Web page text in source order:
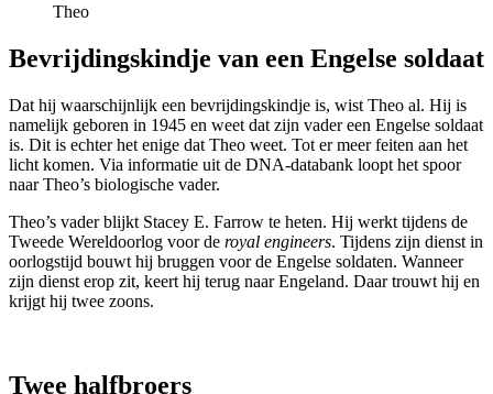
Theo
Bevrijdingskindje van een Engelse soldaat
Dat hij waarschijnlijk een bevrijdingskindje is, wist Theo al. Hij is
namelijk geboren in 1945 en weet dat zijn vader een Engelse soldaat
is. Dit is echter het enige dat Theo weet. Tot er meer feiten aan het
licht komen. Via informatie uit de DNA-databank loopt het spoor
naar Theo’s biologische vader.
Theo’s vader blijkt Stacey E. Farrow te heten. Hij werkt tijdens de
Tweede Wereldoorlog voor de royal engineers. Tijdens zijn dienst in
oorlogstijd bouwt hij bruggen voor de Engelse soldaten. Wanneer
zijn dienst erop zit, keert hij terug naar Engeland. Daar trouwt hij en
krijgt hij twee zoons.
Twee halfbroers